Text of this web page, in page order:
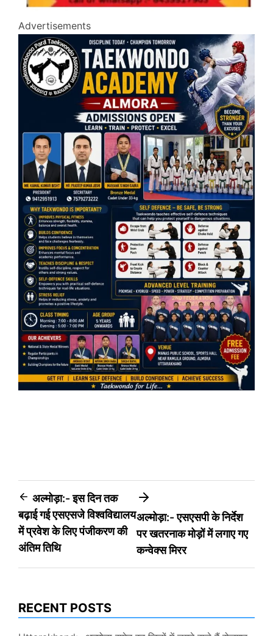
Advertisements
Post
navigation
अल्मोड़ा:- इस दिन तक
बढ़ाई गई एसएसजे विश्वविद्यालय
में प्रवेश के लिए पंजीकरण की
अंतिम तिथि
अल्मोड़ा:- एसएसपी के निर्देश
पर खतरनाक मोड़ों में लगाए गए
कन्वेक्स मिरर
RECENT POSTS